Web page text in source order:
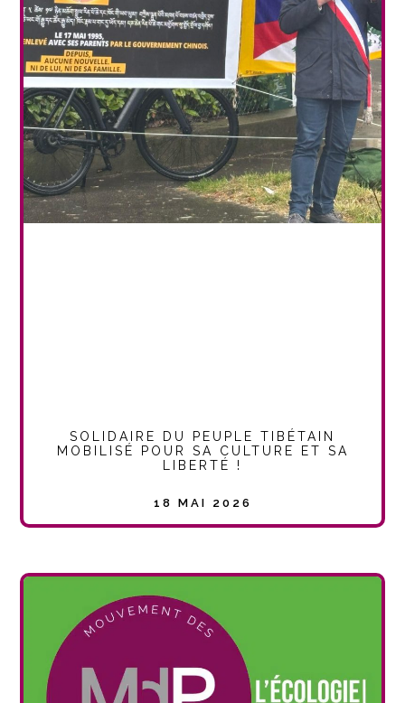
SOLIDAIRE DU PEUPLE TIBÉTAIN
MOBILISÉ POUR SA CULTURE ET SA
LIBERTÉ !
18 MAI 2026